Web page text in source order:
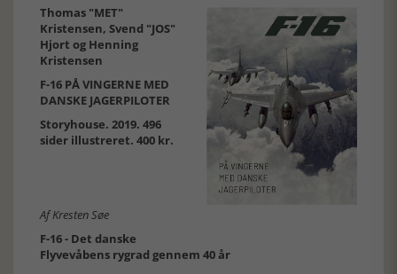
Thomas "MET"
Kristensen, Svend "JOS"
Hjort og Henning
Kristensen
F-16 PÅ VINGERNE MED
DANSKE JAGERPILOTER
Storyhouse. 2019. 496
sider illustreret. 400 kr.
Af Kresten Søe
F-16 - Det danske
Flyvevåbens rygrad gennem 40 år